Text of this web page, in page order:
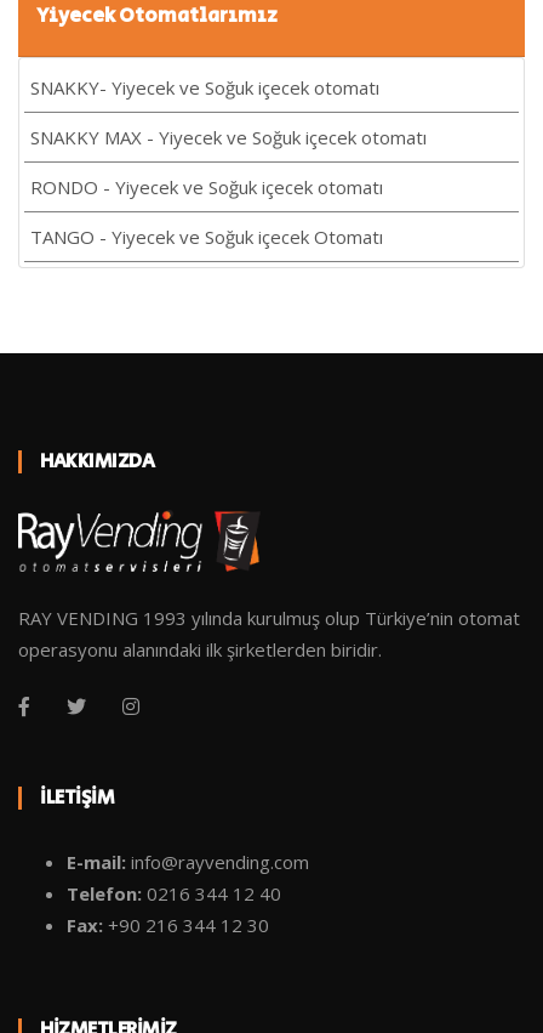
Yiyecek Otomatlarımız
SNAKKY- Yiyecek ve Soğuk içecek otomatı
SNAKKY MAX - Yiyecek ve Soğuk içecek otomatı
RONDO - Yiyecek ve Soğuk içecek otomatı
TANGO - Yiyecek ve Soğuk içecek Otomatı
HAKKIMIZDA
RAY VENDING 1993 yılında kurulmuş olup Türkiye’nin otomat
operasyonu alanındaki ilk şirketlerden biridir.
İLETIŞIM
E-mail: info@rayvending.com
Telefon: 0216 344 12 40
Fax: +90 216 344 12 30